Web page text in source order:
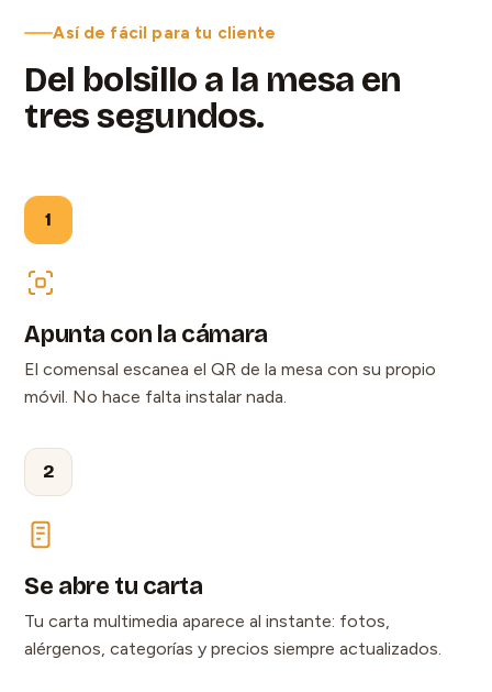
Así de fácil para tu cliente
Del bolsillo a la mesa en
tres segundos.
1
Apunta con la cámara
El comensal escanea el QR de la mesa con su propio
móvil. No hace falta instalar nada.
2
Se abre tu carta
Tu carta multimedia aparece al instante: fotos,
alérgenos, categorías y precios siempre actualizados.